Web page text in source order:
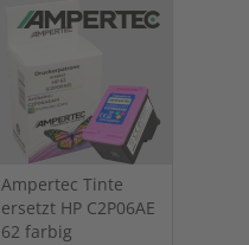
Ampertec Tinte
ersetzt HP C2P06AE
62 farbig